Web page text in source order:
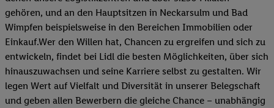
gehören, und an den Hauptsitzen in Neckarsulm und Bad
Wimpfen beispielsweise in den Bereichen Immobilien oder
Einkauf.Wer den Willen hat, Chancen zu ergreifen und sich zu
entwickeln, findet bei Lidl die besten Möglichkeiten, über sich
hinauszuwachsen und seine Karriere selbst zu gestalten. Wir
legen Wert auf Vielfalt und Diversität in unserer Belegschaft
und geben allen Bewerbern die gleiche Chance – unabhängig